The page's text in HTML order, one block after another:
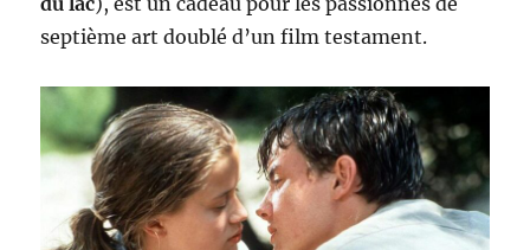
septième art doublé d’un film testament.